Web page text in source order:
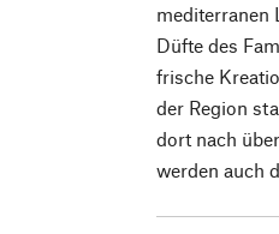
mediterranen
Düfte des
frische
der Region
dort nach
werden auch